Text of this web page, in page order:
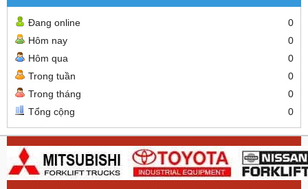
Đang online
0
Hôm nay
0
Hôm qua
0
Trong tuần
0
Trong tháng
0
Tổng cộng
0